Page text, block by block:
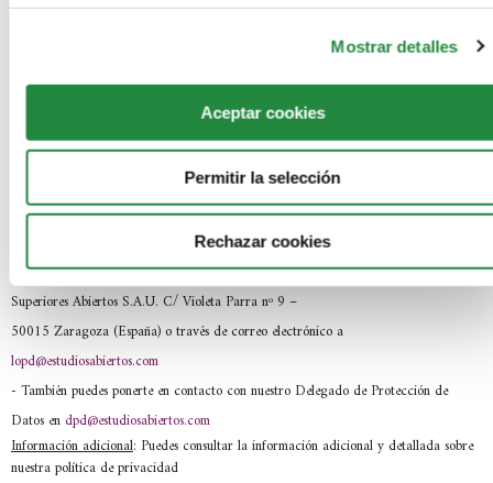
Mostrar detalles
Aceptar cookies
Permitir la selección
Rechazar cookies
No se comunicarán tus datos a terceros.
interés mutuo para mantener el fin del tratamiento o por obligación legal. Cuando
dejen de ser necesarios, procederemos a su destrucción.
Los derechos que te asisten:(i) Derecho de acceso, rectificación,
portabilidad y supresión de sus datos y a la limitación u oposición al tratamiento, (ii)
derecho a retirar el consentimiento en cualquier momento y (iii) derecho a presentar
una reclamación ante la autoridad de control (AEPD).
- Los datos de contacto para ejercer tus derechos: SEAS, Estudios
Superiores Abiertos S.A.U. C/ Violeta Parra nº 9 –
50015 Zaragoza (España) o través de correo electrónico a
lopd@estudiosabiertos.com
- También puedes ponerte en contacto con nuestro Delegado de Protección de
Datos en dpd@estudiosabiertos.com
Información adicional: Puedes consultar la información adicional y detallada sobre
nuestra política de privacidad